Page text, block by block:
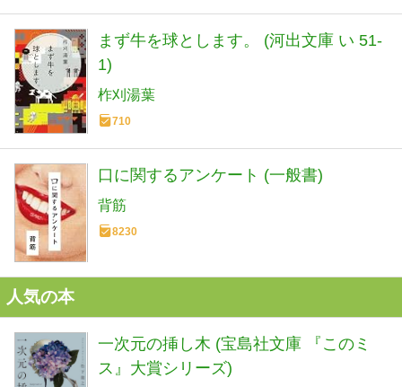
まず牛を球とします。 (河出文庫 い 51-
1)
柞刈湯葉
710
口に関するアンケート (一般書)
背筋
8230
人気の本
一次元の挿し木 (宝島社文庫 『このミ
ス』大賞シリーズ)